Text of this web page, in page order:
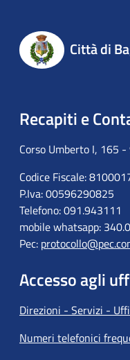
Città di
Recapiti e
Corso Umberto I, 165
Codice Fiscale:
P.Iva: 00596290825
Telefono: 091.943111
mobile whatsapp:
Pec:
Accesso agli
Direzioni - Servizi -
Numeri telefonici